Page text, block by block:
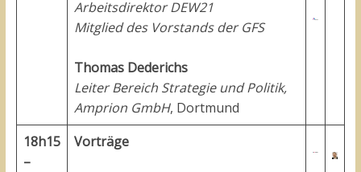
Arbeitsdirektor DEW21
Mitglied des Vorstands der GFS
Thomas Dederichs
Leiter Bereich Strategie und Politik,
Amprion GmbH, Dortmund
18h15
–
Vorträge